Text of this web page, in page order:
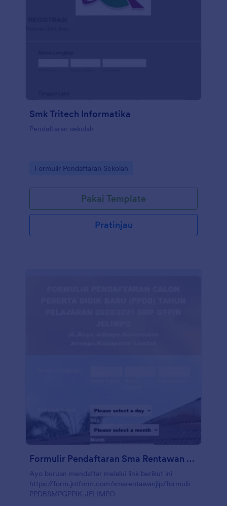
Smk Tritech Informatika
Pendaftaran sekolah
Go to Category:
Formulir Pendaftaran Sekolah
Pakai Template
Pratinjau
Formulir Pendaftaran Sma Rentawan Jelimpo/Smp Gppik Jelimpo
Ayo buruan mendaftar melalui link berikut ini
https://form.jotform.com/smarentawanjlp/formulir-
PPDBSMPGPPIK-JELIMPO